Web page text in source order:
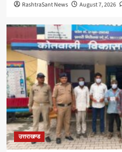
RashtraSant News August 7, 2026
उत्तराखण्ड